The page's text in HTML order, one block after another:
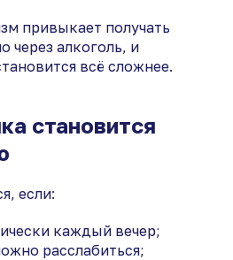
привыкает получать
через алкоголь, и
всё сложнее.
становится
если:
каждый вечер;
расслабиться;